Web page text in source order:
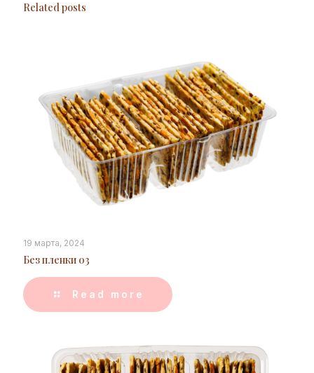
Related posts
19 марта, 2024
Без пленки 03
Read more